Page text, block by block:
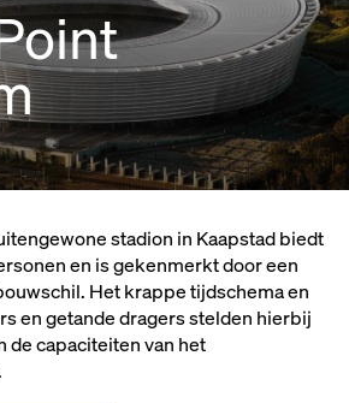
stadion in Kaapstad biedt
en is gekenmerkt door een
Het krappe tijdschema en
en getande dragers stelden hierbij
de capaciteiten van het